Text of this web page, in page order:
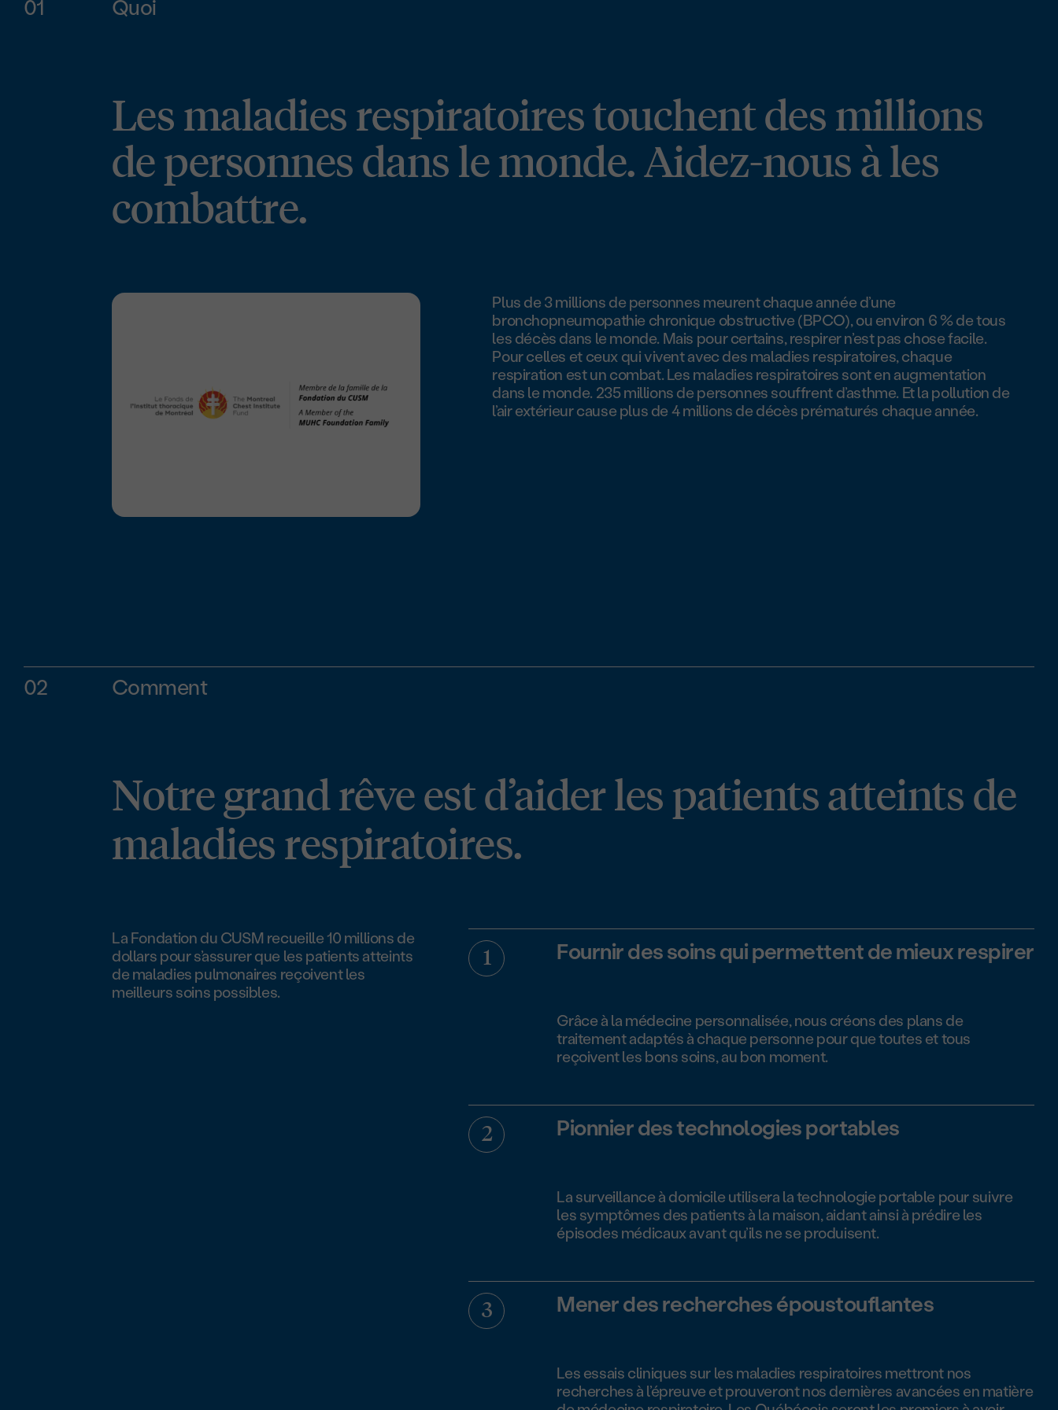
01 Quoi
Les maladies respiratoires touchent des millions
de personnes dans le monde. Aidez-nous à les
combattre.
Plus de 3 millions de personnes meurent chaque année d’une
bronchopneumopathie chronique obstructive (BPCO), ou environ 6 % de tous
les décès dans le monde. Mais pour certains, respirer n’est pas chose facile.
Pour celles et ceux qui vivent avec des maladies respiratoires, chaque
respiration est un combat. Les maladies respiratoires sont en augmentation
dans le monde. 235 millions de personnes souffrent d’asthme. Et la pollution de
l’air extérieur cause plus de 4 millions de décès prématurés chaque année.
02 Comment
Notre grand rêve est d’aider les patients atteints de
maladies respiratoires.
La Fondation du CUSM recueille 10 millions de
dollars pour s’assurer que les patients atteints
de maladies pulmonaires reçoivent les
meilleurs soins possibles.
Fournir des soins qui permettent de mieux respirer
Grâce à la médecine personnalisée, nous créons des plans de
traitement adaptés à chaque personne pour que toutes et tous
reçoivent les bons soins, au bon moment.
Pionnier des technologies portables
La surveillance à domicile utilisera la technologie portable pour suivre
les symptômes des patients à la maison, aidant ainsi à prédire les
épisodes médicaux avant qu’ils ne se produisent.
Mener des recherches époustouflantes
Les essais cliniques sur les maladies respiratoires mettront nos
recherches à l’épreuve et prouveront nos dernières avancées en matière